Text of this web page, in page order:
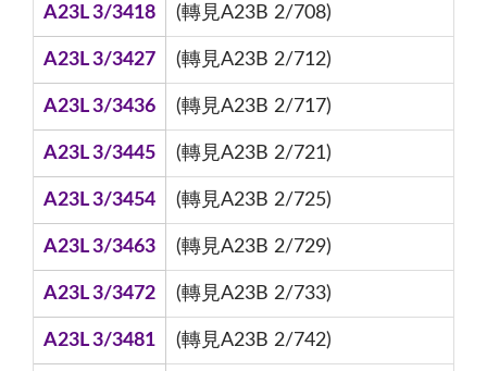
A23L 3/3418 (轉見A23B 2/708)
A23L 3/3427 (轉見A23B 2/712)
A23L 3/3436 (轉見A23B 2/717)
A23L 3/3445 (轉見A23B 2/721)
A23L 3/3454 (轉見A23B 2/725)
A23L 3/3463 (轉見A23B 2/729)
A23L 3/3472 (轉見A23B 2/733)
A23L 3/3481 (轉見A23B 2/742)